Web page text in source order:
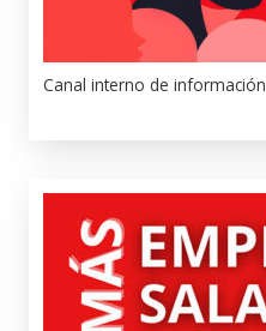
Canal interno de información